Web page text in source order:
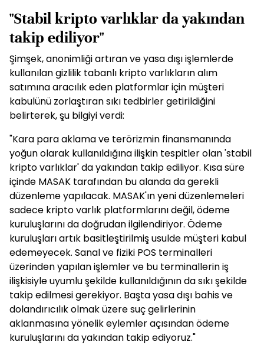
"Stabil kripto varlıklar da yakından
takip ediliyor"
Şimşek, anonimliği artıran ve yasa dışı işlemlerde
kullanılan gizlilik tabanlı kripto varlıkların alım
satımına aracılık eden platformlar için müşteri
kabulünü zorlaştıran sıkı tedbirler getirildiğini
belirterek, şu bilgiyi verdi:
"Kara para aklama ve terörizmin finansmanında
yoğun olarak kullanıldığına ilişkin tespitler olan 'stabil
kripto varlıklar' da yakından takip ediliyor. Kısa süre
içinde MASAK tarafından bu alanda da gerekli
düzenleme yapılacak. MASAK'ın yeni düzenlemeleri
sadece kripto varlık platformlarını değil, ödeme
kuruluşlarını da doğrudan ilgilendiriyor. Ödeme
kuruluşları artık basitleştirilmiş usulde müşteri kabul
edemeyecek. Sanal ve fiziki POS terminalleri
üzerinden yapılan işlemler ve bu terminallerin iş
ilişkisiyle uyumlu şekilde kullanıldığının da sıkı şekilde
takip edilmesi gerekiyor. Başta yasa dışı bahis ve
dolandırıcılık olmak üzere suç gelirlerinin
aklanmasına yönelik eylemler açısından ödeme
kuruluşlarını da yakından takip ediyoruz."